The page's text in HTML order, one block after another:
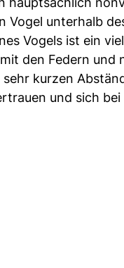
Vogel unterhalb
Vogels ist ein
den Federn und
kurzen
und sich